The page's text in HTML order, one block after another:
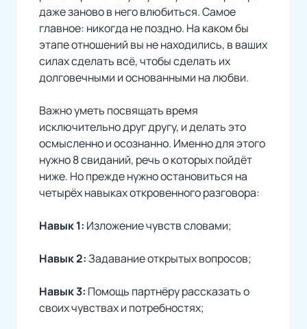
даже заново в него влюбиться. Самое
главное: никогда не поздно. На каком бы
этапе отношений вы не находились, в ваших
силах сделать всё, чтобы сделать их
долговечными и основанными на любви.
Важно уметь посвящать время
исключительно друг другу, и делать это
осмысленно и осознанно. Именно для этого
нужно 8 свиданий, речь о которых пойдёт
ниже. Но прежде нужно остановиться на
четырёх навыках откровенного разговора:
Навык 1: Изложение чувств словами;
Навык 2:Задавание открытых вопросов;
Навык 3: Помощь партнёру рассказать о
своих чувствах и потребностях;